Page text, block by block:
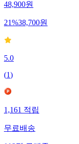
48,900원
21%38,700원
5.0
(1)
1,161적립
무료배송